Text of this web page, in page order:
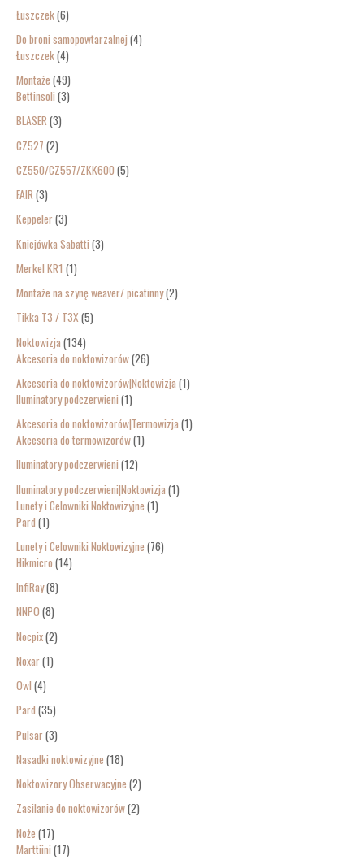
Łuszczek 6
Do broni samopowtarzalnej 4
Łuszczek 4
Montaże 49
Bettinsoli 3
BLASER 3
CZ527 2
CZ550/CZ557/ZKK600 5
FAIR 3
Keppeler 3
Kniejówka Sabatti 3
Merkel KR1 1
Montaże na szynę weaver/ picatinny 2
Tikka T3 / T3X 5
Noktowizja 134
Akcesoria do noktowizorów 26
Akcesoria do noktowizorów|Noktowizja 1
Iluminatory podczerwieni 1
Akcesoria do noktowizorów|Termowizja 1
Akcesoria do termowizorów 1
Iluminatory podczerwieni 12
Iluminatory podczerwieni|Noktowizja 1
Lunety i Celowniki Noktowizyjne 1
Pard 1
Lunety i Celowniki Noktowizyjne 76
Hikmicro 14
InfiRay 8
NNPO 8
Nocpix 2
Noxar 1
Owl 4
Pard 35
Pulsar 3
Nasadki noktowizyjne 18
Noktowizory Obserwacyjne 2
Zasilanie do noktowizorów 2
Noże 17
Marttiini 17